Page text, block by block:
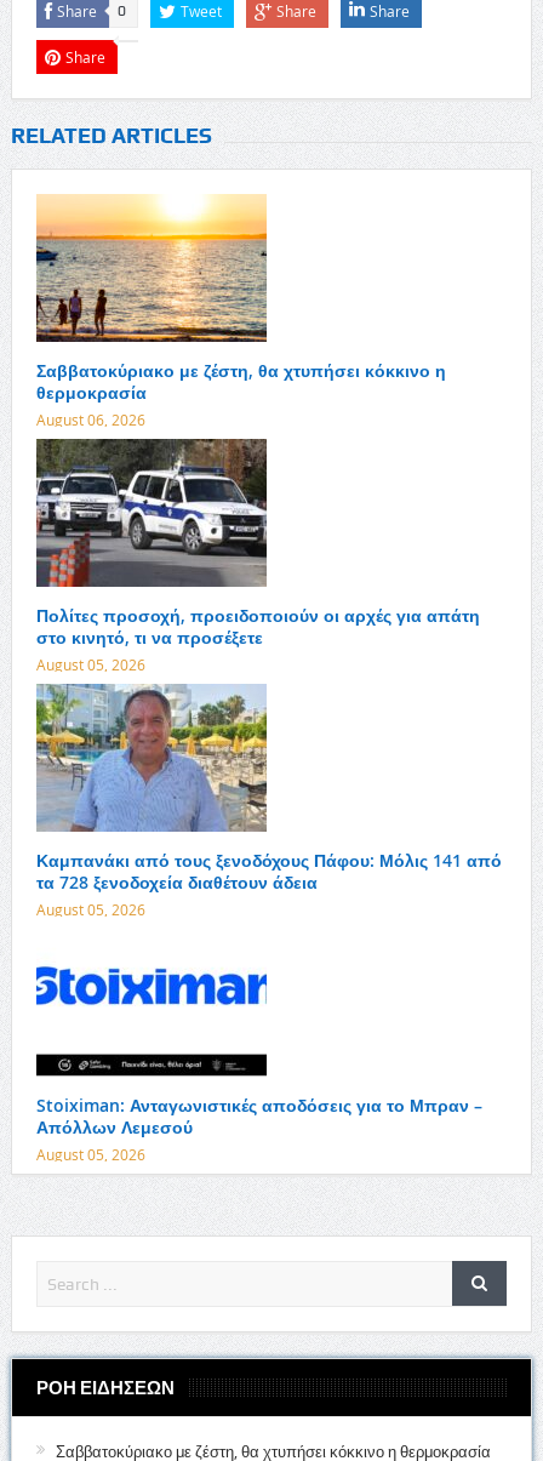
Share 0 Tweet Share Share
Share
RELATED ARTICLES
Σαββατοκύριακο με ζέστη, θα χτυπήσει κόκκινο η
θερμοκρασία
August 06, 2026
Πολίτες προσοχή, προειδοποιούν οι αρχές για απάτη
στο κινητό, τι να προσέξετε
August 05, 2026
Καμπανάκι από τους ξενοδόχους Πάφου: Μόλις 141 από
τα 728 ξενοδοχεία διαθέτουν άδεια
August 05, 2026
Stoiximan: Ανταγωνιστικές αποδόσεις για το Μπραν –
Απόλλων Λεμεσού
August 05, 2026
ΡΟΗ ΕΙΔΗΣΕΩΝ
Σαββατοκύριακο με ζέστη, θα χτυπήσει κόκκινο η θερμοκρασία